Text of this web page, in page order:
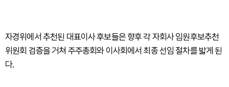
자경위에서 추천된 대표이사 후보들은 향후 각 자회사 임원후보추천
위원회 검증을 거쳐 주주총회와 이사회에서 최종 선임 절차를 밟게 된
다.